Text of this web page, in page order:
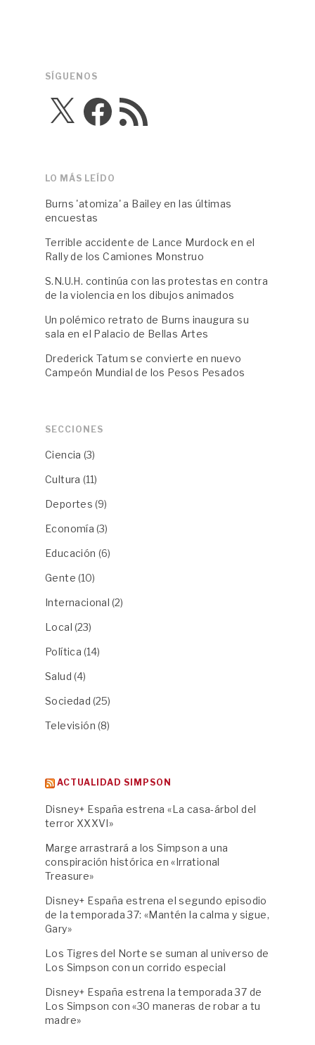
SÍGUENOS
X FacebookFeed
RSS
LO MÁS LEÍDO
Burns 'atomiza' a Bailey en las últimas
encuestas
Terrible accidente de Lance Murdock en el
Rally de los Camiones Monstruo
S.N.U.H. continúa con las protestas en contra
de la violencia en los dibujos animados
Un polémico retrato de Burns inaugura su
sala en el Palacio de Bellas Artes
Drederick Tatum se convierte en nuevo
Campeón Mundial de los Pesos Pesados
SECCIONES
Ciencia (3)
Cultura (11)
Deportes (9)
Economía (3)
Educación (6)
Gente (10)
Internacional (2)
Local (23)
Política (14)
Salud (4)
Sociedad (25)
Televisión (8)
ACTUALIDAD SIMPSON
Disney+ España estrena «La casa-árbol del
terror XXXVI»
Marge arrastrará a los Simpson a una
conspiración histórica en «Irrational
Treasure»
Disney+ España estrena el segundo episodio
de la temporada 37: «Mantén la calma y sigue,
Gary»
Los Tigres del Norte se suman al universo de
Los Simpson con un corrido especial
Disney+ España estrena la temporada 37 de
Los Simpson con «30 maneras de robar a tu
madre»